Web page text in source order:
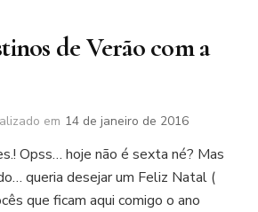
de Verão com a
em 14 de janeiro de 2016
Opss… hoje não é sexta né? Mas
queria desejar um Feliz Natal (
que ficam aqui comigo o ano